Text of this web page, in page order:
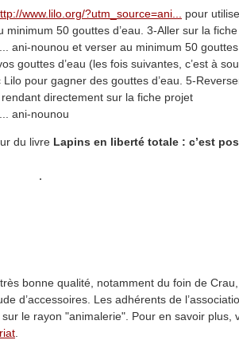
www.lilo.org/?utm_source=ani...
pour
50 gouttes d’eau. 3-Aller sur la
... ani-nounou et verser au minimum 50 gouttes
gouttes d’eau (les fois suivantes, c’est à
pour gagner des gouttes d’eau. 5-
directement sur la fiche projet
... ani-nounou
du livre Lapins en liberté totale : c’est
bonne qualité, notamment du foin de
d’accessoires. Les adhérents de
le rayon "animalerie". Pour en savoir plus,